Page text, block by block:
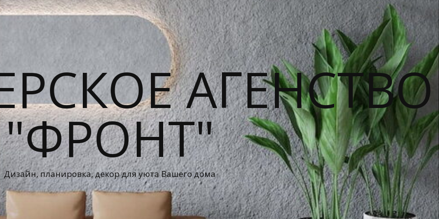
АГЕНСТВО
"ФРОНТ"
Дизайн, планировка, декор для уюта Вашего дома